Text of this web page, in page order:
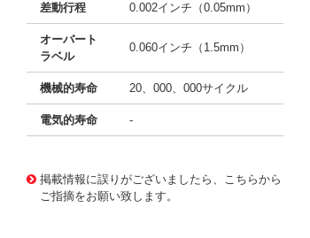
差動行程 0.002インチ（0.05mm）
オーバート
ラベル
0.060インチ（1.5mm）
機械的寿命 20、000、000サイクル
電気的寿命 -
掲載情報に誤りがございましたら、こちらから
ご指摘をお願い致します。